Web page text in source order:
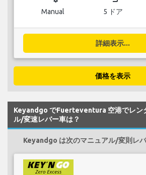
Manual 5 ドア
詳細表示...
価格を表示
Keyandgo でFuerteventura 空港でレン
ル/変速レバー車は？
Keyandgo は次のマニュアル/変則レ